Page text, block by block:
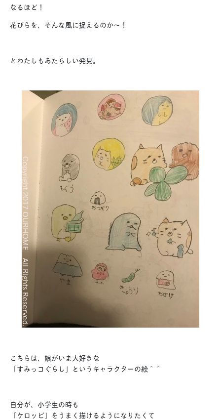
なるほど！
花びらを、そんな風に捉えるのか〜！
とわたしもあたらしい発見。
こちらは、娘がいま大好きな
「すみっコぐらし」というキャラクターの絵＾＾
自分が、小学生の時も
「ケロッピ」をうまく描けるようになりたくて